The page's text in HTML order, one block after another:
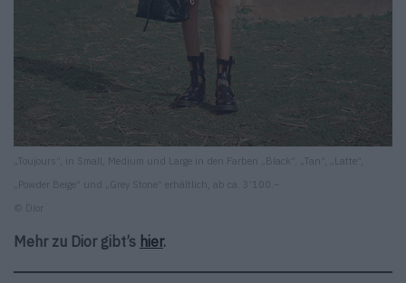
„Toujours“, in Small, Medium und Large in den Farben „Black“, „Tan“, „Latte“,
„Powder Beige“ und „Grey Stone“ erhältlich, ab ca. 3’100.–
Mehr zu Dior gibt’s hier.